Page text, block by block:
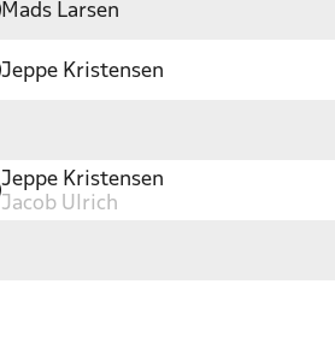
Mads Larsen
Jeppe Kristensen
Jeppe Kristensen
Jacob Ulrich